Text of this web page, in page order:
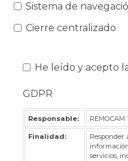
Sistema de
Cierre centralizado
He leído y acepto
GDPR
Responsable: REMOCAM
Finalidad:
Responder
servicios,